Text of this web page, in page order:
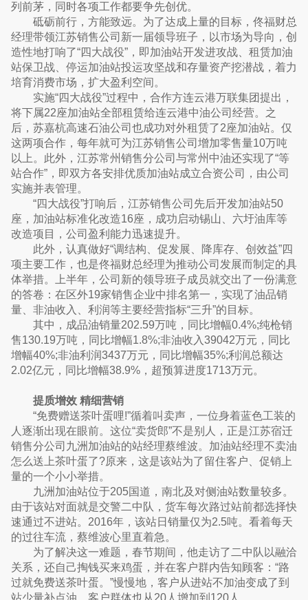
列前茅，同时各项工作都要争先创优。
砥砺前行，方能致远。为了达成上量的目标，佟福财总
经理带领江苏销售公司新一届领导班子，以市场为导向，创
造性地打响了“四大战役”，即加油站开发进攻战、租赁加油
站保卫战、停运加油站投运攻坚战和存量资产挖潜战，着力
培育消费市场，扩大盈利空间。
实施“四大战役”过程中，合作方连云港万联集团提出，
将下属22座加油站全部租赁给连云港中油公司经营。之
后，苏嘉杭高速石油公司也成功对外租赁了2座加油站。仅
这两项合作，每年就可为江苏销售公司增加零售量10万吨
以上。此外，江苏常州销售分公司与常州中油还实现了“等
站合作”，即双方各安排优质加油站成立合资公司，由公司
实施并表管理。
“四大战役”打响后，江苏销售公司先后开发加油站50
座，加油站标准化改造16座，成功启动锡山、六圩油库等
改造项目，公司盈利能力迅速提升。
此外，认真做好“调结构、促发展、降库存、创效益”四
项主要工作，也是佟福财总经理为推动公司发展而制定的具
体举措。上半年，公司新的领导班子成员就交出了一份满意
的答卷：在区外19家销售企业中排名第一，实现了油品销
量、非油收入、利润等主要经营指标“三升”的目标。
其中，成品油销量202.59万吨，同比增幅0.4%;纯枪销
售130.19万吨，同比增幅1.8%;非油收入39042万元，同比
增幅40%;非油利润3437万元，同比增幅35%;利润总额达
2.02亿元，同比增幅38.9%，超预算进度1713万元。
提质增效 精细营销
“免费赠送茶叶蛋哩!”循着叫卖声，一位身着蓝色工装的
人逐渐出现在眼前。这位“卖货郎”不是别人，正是江苏宿迁
销售分公司九洲加油站的站经理蔡维波。加油站经理不卖油
怎么送上茶叶蛋了?原来，这是该站为了留住客户、促销上
量的一个小小举措。
九洲加油站位于205国道，南北及对侧油站数量较多。
由于该站对面就是交警二中队，货车每次路过站前都选择快
速通过不进站。2016年，该站日销量仅为2.5吨。看着每天
的过往车流，蔡维波心里直着急。
为了解决这一难题，春节期间，他走访了二中队以融洽
关系，还自己掏钱买来鸡蛋，并在客户群内告知顾客：“路
过就免费送茶叶蛋。”慢慢地，客户从进站不加油变成了到
站少量补点油，客户群体也从20人增加到120人。